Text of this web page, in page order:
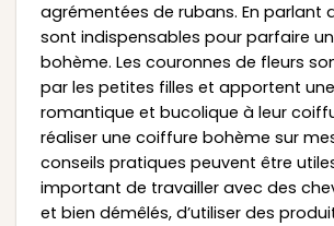
agrémentées de rubans. En parlant
sont indispensables pour parfaire
bohème. Les couronnes de fleurs
par les petites filles et apportent
romantique et bucolique à leur
réaliser une coiffure bohème sur
conseils pratiques peuvent être
important de travailler avec des
et bien démêlés, d’utiliser des